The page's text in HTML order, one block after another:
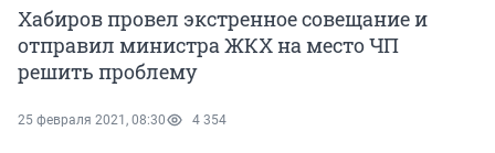
Хабиров провел экстренное совещание и
отправил министра ЖКХ на место ЧП
решить проблему
25 февраля 2021, 08:30 4 354